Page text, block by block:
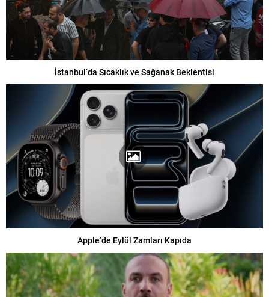
İstanbul’da Sıcaklık ve Sağanak Beklentisi
Apple’de Eylül Zamları Kapıda